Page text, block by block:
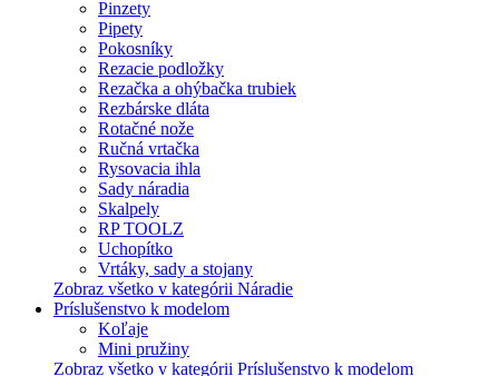
Pinzety
Pipety
Pokosníky
Rezacie podložky
Rezačka a ohýbačka trubiek
Rezbárske dláta
Rotačné nože
Ručná vrtačka
Rysovacia ihla
Sady náradia
Skalpely
RP TOOLZ
Uchopítko
Vrtáky, sady a stojany
Zobraz všetko v kategórii Náradie
Príslušenstvo k modelom
Koľaje
Mini pružiny
Zobraz všetko v kategórii Príslušenstvo k modelom